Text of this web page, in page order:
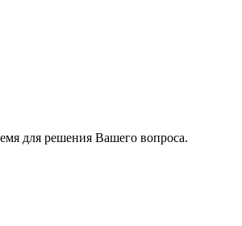
для решения Вашего вопроса.